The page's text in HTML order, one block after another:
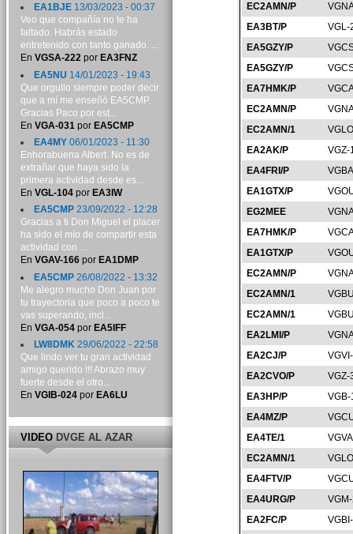
EC2AMN/P
EA3BT/P
VGL-
EA5GZY/P
EA5GZY/P
EA7HMK/P
EC2AMN/P
EC2AMN/1
EA2AK/P
VGZ-
EA4FRI/P
EA1GTX/P
EG2MEE
EA7HMK/P
EA1GTX/P
EC2AMN/P
EC2AMN/1
EC2AMN/1
EA2LMI/P
EA2CJ/P
EA2CVO/P
VGZ-
EA3HP/P
EA4MZ/P
EA4TE/1
EC2AMN/1
EA4FTV/P
EA4URG/P
EA2FC/P
EA1BJE13/03/2023 - 00:37
Veo que compañía no te ha
faltado. Habrás estado
entretenido con tanto ganado. ...
En VGSA-222por EA3FNZ
EA5NU 14/01/2023 - 19:43
Que orgullo siempre poder decir
que a mí me enseñó EA5CMP.
Gracias Paco por est...
En VGA-031 por EA5CMP
EA4MY06/01/2023 - 11:30
Enhorabuena Albert. No es de
extrañar que haya sido la
primera actividad desde es...
En VGL-104por EA3IW
EA5CMP23/09/2022 - 12:28
Gracias a ti Don Miguel el placer
ha sido el mío de compartir esta
actividad con ...
En VGAV-166por EA1DMP
EA5CMP26/08/2022 - 13:32
Me alegro mucho Don Juan por
tu trayectoria que poco a poco te
vas superando, incl...
En VGA-054por EA5IFF
LW8DMK29/06/2022 - 22:58
Que lindo ver tu gran actividad
amigo querido !!! Abrazo muy
fuerte desde el otro...
En VGIB-024por EA6LU
VIDEODVGE AL AZAR